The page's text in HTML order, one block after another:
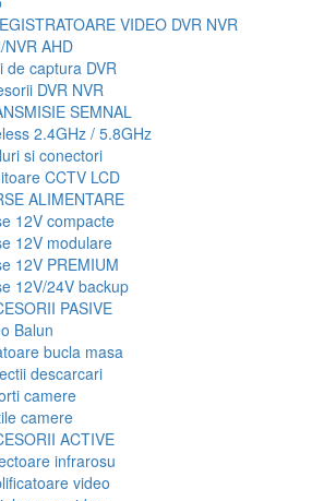
VIDEO DVR NVR
NVR AHD
de captura DVR
DVR NVR
SEMNAL
2.4GHz / 5.8GHz
si conectori
CCTV LCD
ALIMENTARE
12V compacte
12V modulare
12V PREMIUM
12V/24V backup
PASIVE
Balun
bucla masa
descarcari
camere
camere
ACTIVE
infrarosu
video